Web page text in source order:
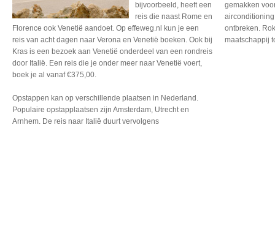
bijvoorbeeld, heeft een
reis die naast Rome en
Florence ook Venetië aandoet. Op effeweg.nl kun je een
reis van acht dagen naar Verona en Venetië boeken. Ook bij
Kras is een bezoek aan Venetië onderdeel van een rondreis
door Italië. Een reis die je onder meer naar Venetië voert,
boek je al vanaf €375,00.
Opstappen kan op verschillende plaatsen in Nederland.
Populaire opstapplaatsen zijn Amsterdam, Utrechten
Arnhem. De reis naar Italië duurt vervolgens
gemakken
ontbreken.
maatschappij